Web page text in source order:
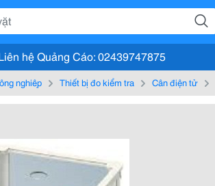
hệ Quảng Cáo: 02439747875
nghiệp Thiết bị đo kiểm tra Cân điện tử